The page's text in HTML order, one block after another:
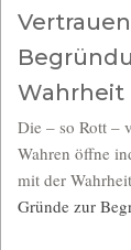
Wahrheit
Die – so Rott –
Wahren öffne
mit der
Gründe zur